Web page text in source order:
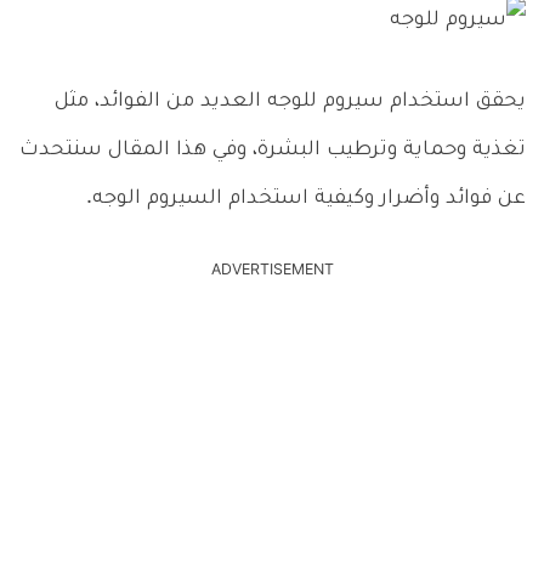
يحقق استخدام سيروم للوجه العديد من الفوائد، مثل
تغذية وحماية وترطيب البشرة، وفي هذا المقال سنتحدث
عن فوائد وأضرار وكيفية استخدام السيروم الوجه.
ADVERTISEMENT